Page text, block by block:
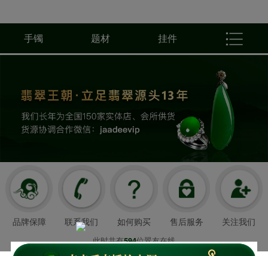
手镯 题材 挂件
品牌保障 联系我们 如何购买 售后服务 关注我们
此时共有594位翠友在线